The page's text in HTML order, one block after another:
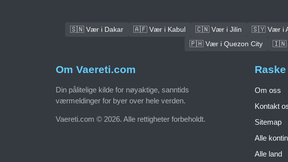
🇸🇳 Vær i Dakar 🇦🇫 Vær i Kabul 🇨🇳 Vær i Jilin 🇸🇾 Vær i
🇵🇭 Vær i Quezon City
🇮🇳
Om Vaereti.com
Din pålitelige kilde for nøyaktige, sanntids
værmeldinger for byer over hele verden.
Vaereti.com © 2026. Alle rettigheter forbeholdt.
Om oss
Kontakt
Sitemap
Alle
Alle land